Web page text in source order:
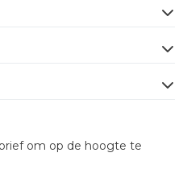
om op de hoogte te